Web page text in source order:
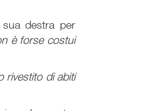
destra per
è forse costui
rivestito di abiti